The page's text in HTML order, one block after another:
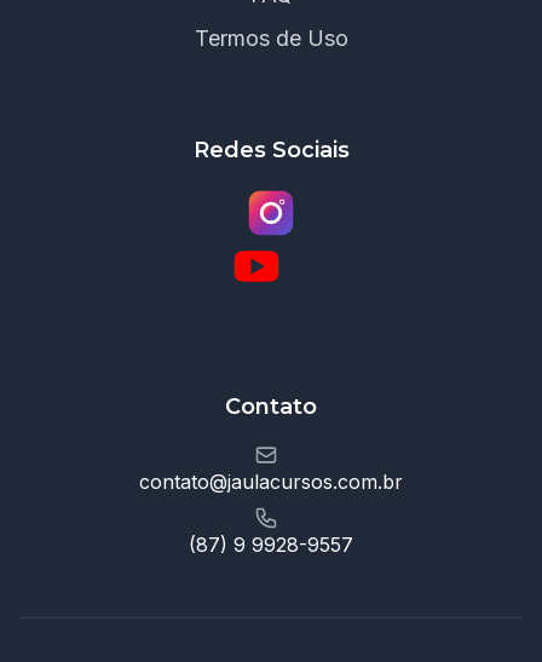
Termos de Uso
Redes Sociais
Contato
contato@jaulacursos.com.br
(87) 9 9928-9557